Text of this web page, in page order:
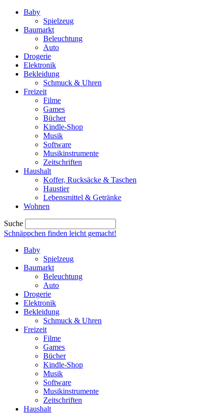
Baby
Spielzeug
Baumarkt
Beleuchtung
Auto
Drogerie
Elektronik
Bekleidung
Schmuck & Uhren
Freizeit
Filme
Games
Bücher
Kindle-Shop
Musik
Software
Musikinstrumente
Zeitschriften
Haushalt
Koffer, Rucksäcke & Taschen
Haustier
Lebensmittel & Getränke
Wohnen
Suche
Schnäppchen finden leicht gemacht!
Baby
Spielzeug
Baumarkt
Beleuchtung
Auto
Drogerie
Elektronik
Bekleidung
Schmuck & Uhren
Freizeit
Filme
Games
Bücher
Kindle-Shop
Musik
Software
Musikinstrumente
Zeitschriften
Haushalt